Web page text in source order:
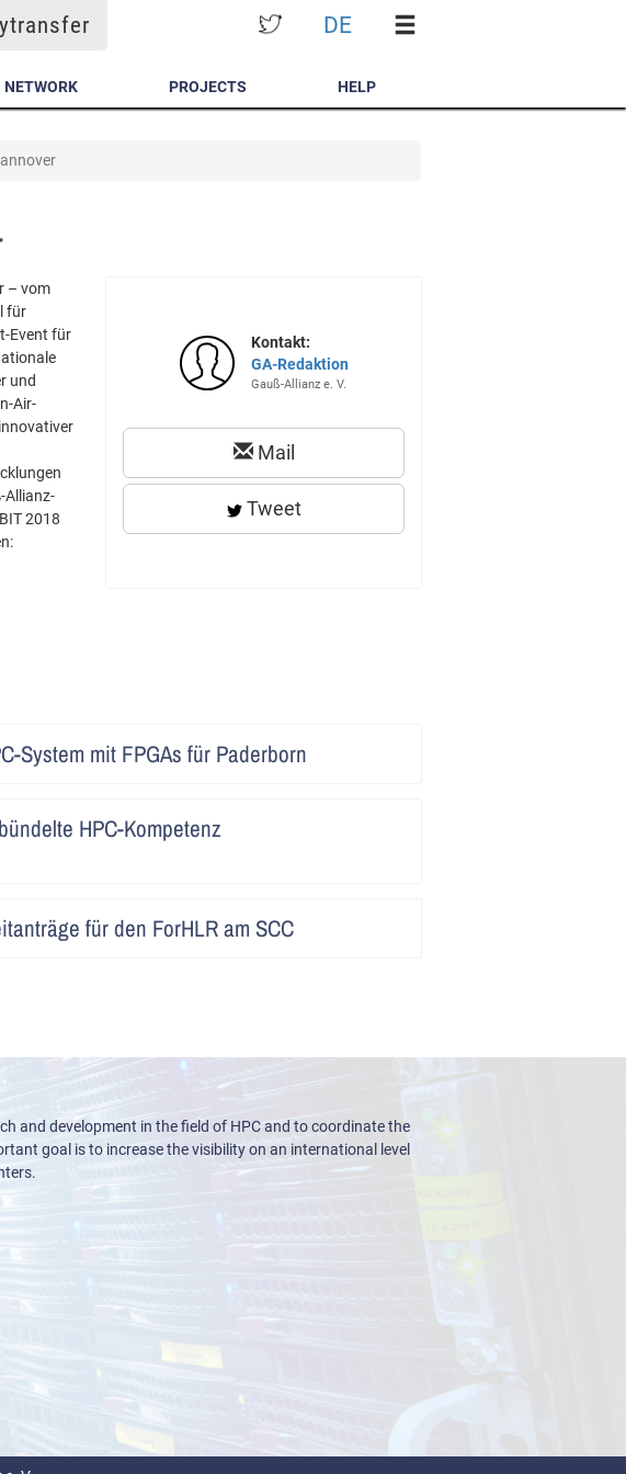
DE
NETWORK PROJECTS HELP
– vom
für
Event für
und
Air-
Allianz-
2018
Kontakt:
GA-Redaktion
Gauß-Allianz e. V.
Mail
Tweet
System mit FPGAs für Paderborn
HPC-Kompetenz
für den ForHLR am SCC
and development in the field of HPC and to coordinate the
goal is to increase the visibility on an international level